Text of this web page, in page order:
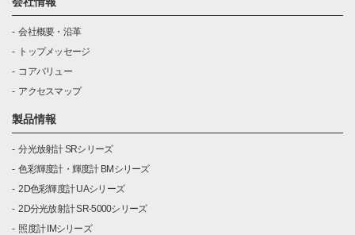
会社概要・沿革
トップメッセージ
コアバリュー
アクセスマップ
製品情報
分光放射計 SRシリーズ
色彩輝度計・輝度計 BMシリーズ
2D色彩輝度計 UAシリーズ
2D分光放射計 SR-5000シリーズ
照度計 IMシリーズ